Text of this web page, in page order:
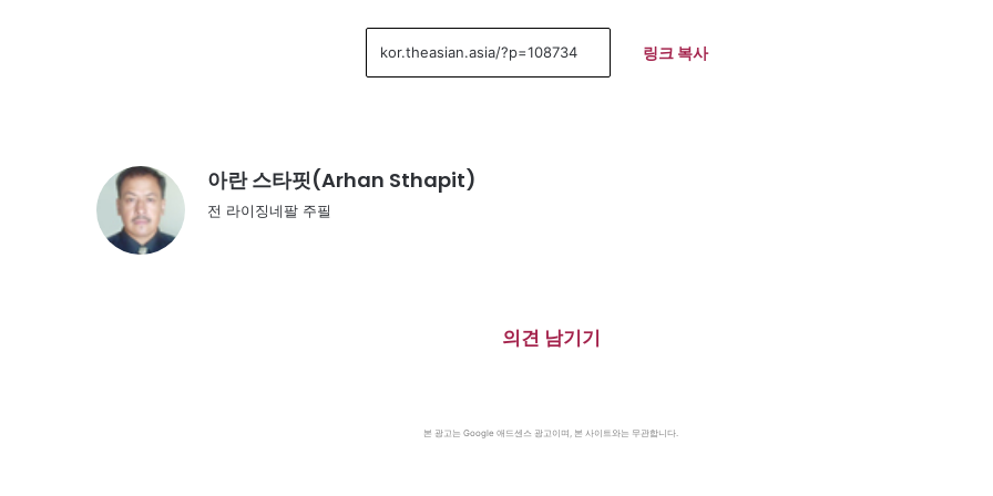
링크 복사
아란 스타핏(Arhan Sthapit)
전 라이징네팔 주필
의견 남기기
본 광고는 Google 애드센스 광고이며, 본 사이트와는 무관합니다.